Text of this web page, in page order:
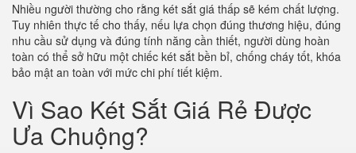
Nhiều người thường cho rằng két sắt giá thấp sẽ kém chất lượng.
Tuy nhiên thực tế cho thấy, nếu lựa chọn đúng thương hiệu, đúng
nhu cầu sử dụng và đúng tính năng cần thiết, người dùng hoàn
toàn có thể sở hữu một chiếc két sắt bền bỉ, chống cháy tốt, khóa
bảo mật an toàn với mức chi phí tiết kiệm.
Vì Sao Két Sắt Giá Rẻ Được
Ưa Chuộng?